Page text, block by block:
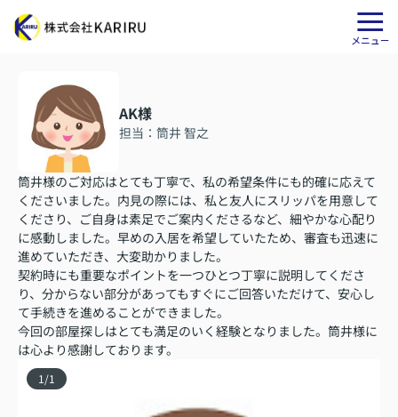
AK様
担当：筒井 智之
筒井様のご対応はとても丁寧で、私の希望条件にも的確に応えて
くださいました。内見の際には、私と友人にスリッパを用意して
くださり、ご自身は素足でご案内くださるなど、細やかな心配り
に感動しました。早めの入居を希望していたため、審査も迅速に
進めていただき、大変助かりました。
契約時にも重要なポイントを一つひとつ丁寧に説明してくださ
り、分からない部分があってもすぐにご回答いただけて、安心し
て手続きを進めることができました。
今回の部屋探しはとても満足のいく経験となりました。筒井様に
は心より感謝しております。
1 /1